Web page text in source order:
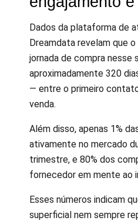
Dados da plataforma de
Dreamdata revelam que
jornada de compra nesse
aproximadamente 320
— entre o primeiro
venda.
Além disso, apenas 1%
ativamente no mercado
trimestre, e 80% dos
fornecedor em mente ao
Esses números indicam
superficial nem sempre